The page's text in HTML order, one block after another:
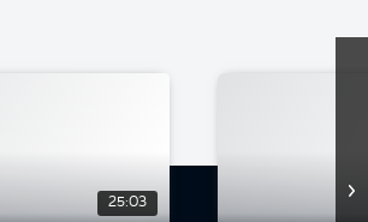
25:03